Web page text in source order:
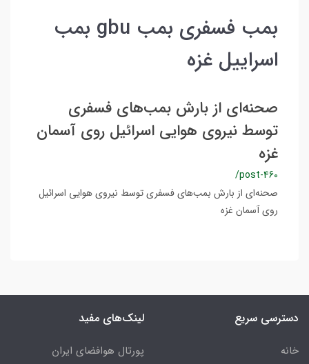
بمب فسفری بمب gbu بمب
اسراییل غزه
صحنه‌ای از بارش بمب‌های فسفری
توسط نیروی هوایی اسرائیل روی آسمان
غزه
/post-460
صحنه‌ای از بارش بمب‌های فسفری توسط نیروی هوایی اسرائیل
روی آسمان غزه
دسترسی سریع
خانه
لینک‌های مفید
پورتال هوافضای ایران